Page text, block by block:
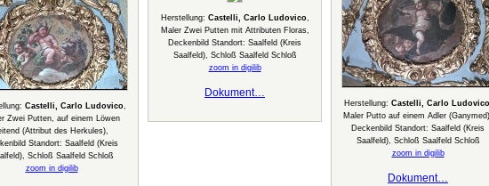
Castelli, Carlo Ludovico,
Zwei Putten, auf einem Löwen
(Attribut des Herkules),
Standort: Saalfeld (Kreis
Schloß Saalfeld Schloß
zoom in digilib
Herstellung: Castelli, Carlo Ludovico,
Maler Zwei Putten mit Attributen Floras,
Deckenbild Standort: Saalfeld (Kreis
Saalfeld), Schloß Saalfeld Schloß
zoom in digilib
Dokument…
Herstellung: Castelli, Carlo Ludovico
Maler Putto auf einem Adler
Deckenbild Standort: Saalfeld (Kreis
Saalfeld), Schloß Saalfeld Schloß
zoom in digilib
Dokument…